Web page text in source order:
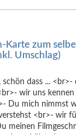
Karte zum
Umschlag)
schön dass ... <br>-
wir uns
Du mich nimmst
<br>- wir
meinen